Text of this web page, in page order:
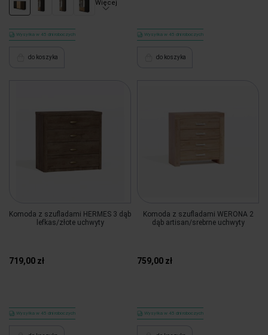
Więcej
Wysyłka w 45 dni roboczych
do koszyka
Wysyłka w 45 dni roboczych
do koszyka
Komoda z szufladami HERMES 3 dąb
lefkas/złote uchwyty
719,00 zł
Wysyłka w 45 dni roboczych
Komoda z szufladami WERONA 2
dąb artisan/srebrne uchwyty
759,00 zł
Wysyłka w 45 dni roboczych